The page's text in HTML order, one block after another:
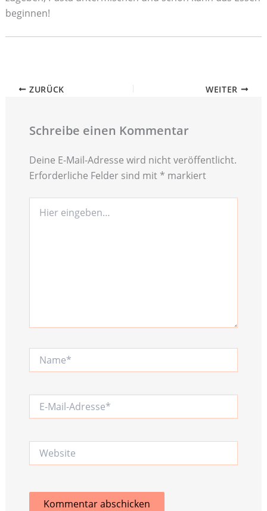
beginnen!
ZURÜCK WEITER
Schreibe einen Kommentar
Deine E-Mail-Adresse wird nicht veröffentlicht.
Erforderliche Felder sind mit * markiert
eingeben…
Mail-